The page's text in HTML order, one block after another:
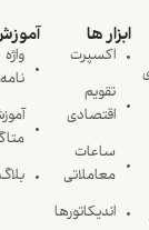
ابزار ها
اکسپرت
تقویم
اقتصادی
ساعات
معاملاتی
اندیکاتورها
واژه
نامه
بلاگ